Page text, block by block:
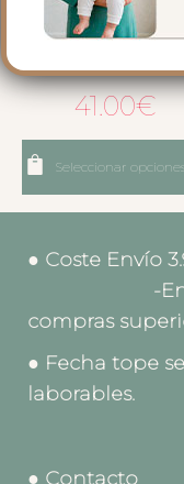
6556 Guantes Alaska
41.00€
Seleccionar
● Coste
-Envío
compras
● Fecha tope
laborables.
● Contacto